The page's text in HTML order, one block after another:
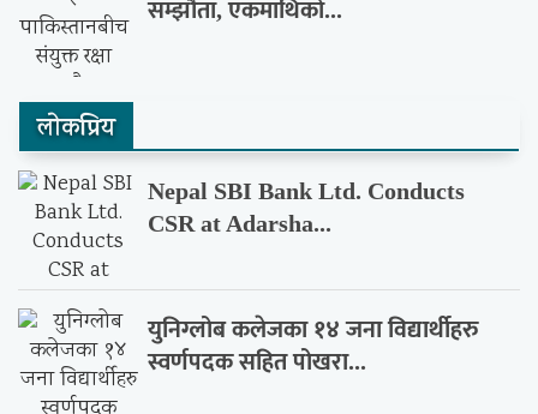
सम्झौता, एकमाथिको...
लाेकप्रिय
Nepal SBI Bank Ltd. Conducts
CSR at Adarsha...
युनिग्लोब कलेजका १४ जना विद्यार्थीहरु
स्वर्णपदक सहित पोखरा...